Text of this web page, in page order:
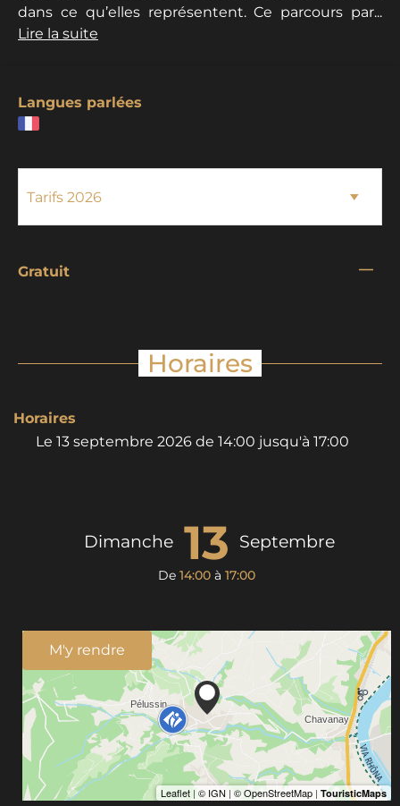
dans ce qu’elles représentent. Ce parcours par...
Lire la suite
Langues parlées
Gratuit —
Horaires
Horaires
Le 13 septembre 2026 de 14:00 jusqu'à 17:00
Dimanche 13 Septembre
De 14:00 à 17:00
M'y rendre